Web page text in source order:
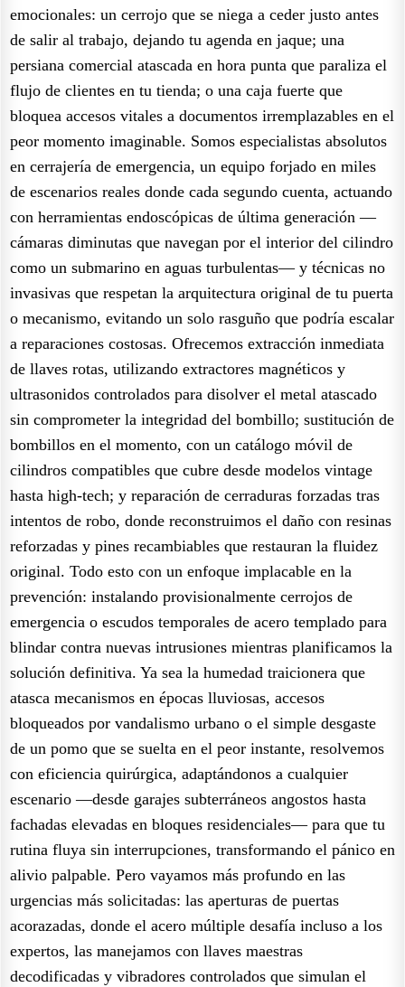
emocionales: un cerrojo que se niega a ceder justo antes
de salir al trabajo, dejando tu agenda en jaque; una
persiana comercial atascada en hora punta que paraliza el
flujo de clientes en tu tienda; o una caja fuerte que
bloquea accesos vitales a documentos irremplazables en el
peor momento imaginable. Somos especialistas absolutos
en cerrajería de emergencia, un equipo forjado en miles
de escenarios reales donde cada segundo cuenta, actuando
con herramientas endoscópicas de última generación —
cámaras diminutas que navegan por el interior del cilindro
como un submarino en aguas turbulentas— y técnicas no
invasivas que respetan la arquitectura original de tu puerta
o mecanismo, evitando un solo rasguño que podría escalar
a reparaciones costosas. Ofrecemos extracción inmediata
de llaves rotas, utilizando extractores magnéticos y
ultrasonidos controlados para disolver el metal atascado
sin comprometer la integridad del bombillo; sustitución de
bombillos en el momento, con un catálogo móvil de
cilindros compatibles que cubre desde modelos vintage
hasta high-tech; y reparación de cerraduras forzadas tras
intentos de robo, donde reconstruimos el daño con resinas
reforzadas y pines recambiables que restauran la fluidez
original. Todo esto con un enfoque implacable en la
prevención: instalando provisionalmente cerrojos de
emergencia o escudos temporales de acero templado para
blindar contra nuevas intrusiones mientras planificamos la
solución definitiva. Ya sea la humedad traicionera que
atasca mecanismos en épocas lluviosas, accesos
bloqueados por vandalismo urbano o el simple desgaste
de un pomo que se suelta en el peor instante, resolvemos
con eficiencia quirúrgica, adaptándonos a cualquier
escenario —desde garajes subterráneos angostos hasta
fachadas elevadas en bloques residenciales— para que tu
rutina fluya sin interrupciones, transformando el pánico en
alivio palpable. Pero vayamos más profundo en las
urgencias más solicitadas: las aperturas de puertas
acorazadas, donde el acero múltiple desafía incluso a los
expertos, las manejamos con llaves maestras
decodificadas y vibradores controlados que simulan el